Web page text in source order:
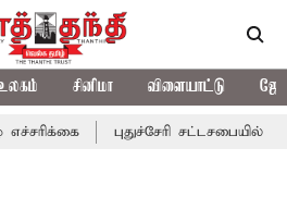
சினிமா விளையாட்டு
புதுச்சேரி சட்டசபையில் வரும் 24ம்